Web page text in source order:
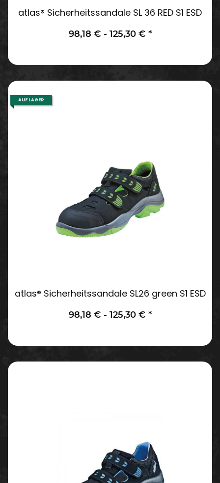
atlas® Sicherheitssandale SL 36 RED S1 ESD
98,18 € - 125,30 € *
AUF LAGER
atlas® Sicherheitssandale SL26 green S1 ESD
98,18 € - 125,30 € *